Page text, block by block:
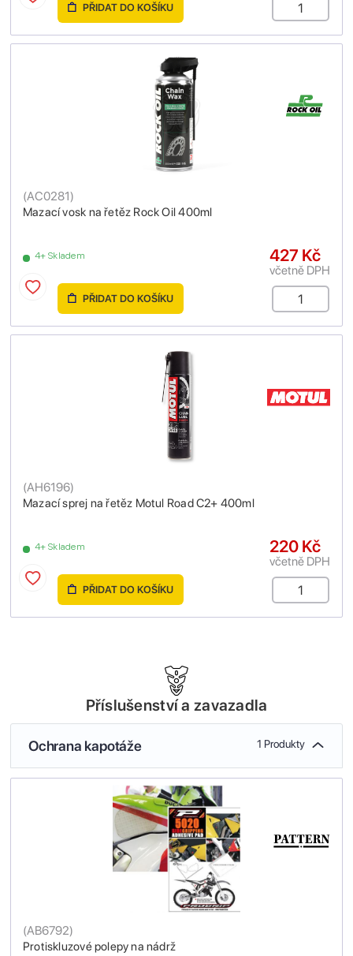
PŘIDAT DO KOŠÍKU
Mazací vosk na řetěz Rock Oil 400ml
(AC0281)
4+ Skladem 427 Kč
včetně DPH
PŘIDAT DO KOŠÍKU
Mazací sprej na řetěz Motul Road C2+ 400ml
(AH6196)
4+ Skladem 220 Kč
včetně DPH
PŘIDAT DO KOŠÍKU
Příslušenství a zavazadla
Ochrana kapotáže 1 Produkty
Protiskluzové polepy na nádrž
(AB6792)